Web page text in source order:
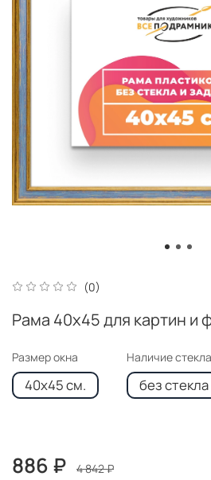
(0)
Рама 40x45 для картин и
Размер окна
40x45 см.
Наличие стекла
без стекла
886 ₽ 4 842 ₽